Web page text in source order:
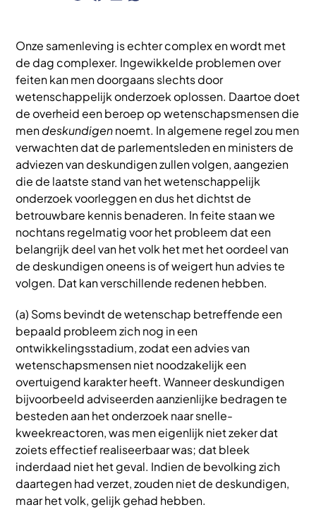
Onze samenleving is echter complex en wordt met
de dag complexer. Ingewikkelde problemen over
feiten kan men doorgaans slechts door
wetenschappelijk onderzoek oplossen. Daartoe doet
de overheid een beroep op wetenschapsmensen die
mendeskundigennoemt. In algemene regel zou men
verwachten dat de parlementsleden en ministers de
adviezen van deskundigen zullen volgen, aangezien
die de laatste stand van het wetenschappelijk
onderzoek voorleggen en dus het dichtst de
betrouwbare kennis benaderen. In feite staan we
nochtans regelmatig voor het probleem dat een
belangrijk deel van het volk het met het oordeel van
de deskundigen oneens is of weigert hun advies te
volgen. Dat kan verschillende redenen hebben.
(a) Soms bevindt de wetenschap betreffende een
bepaald probleem zich nog in een
ontwikkelingsstadium, zodat een advies van
wetenschapsmensen niet noodzakelijk een
overtuigend karakter heeft. Wanneer deskundigen
bijvoorbeeld adviseerden aanzienlijke bedragen te
besteden aan het onderzoek naar snelle-
kweekreactoren, was men eigenlijk niet zeker dat
zoiets effectief realiseerbaar was; dat bleek
inderdaad niet het geval. Indien de bevolking zich
daartegen had verzet, zouden niet de deskundigen,
maar het volk, gelijk gehad hebben.